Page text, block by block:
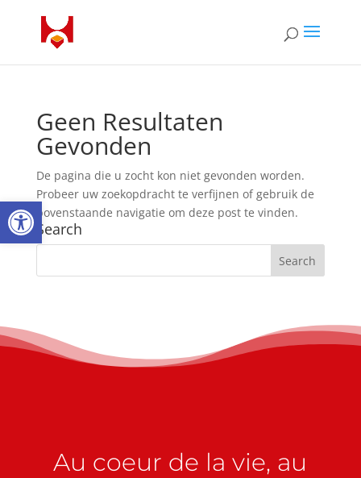
Open toolbar
Geen Resultaten
Gevonden
De pagina die u zocht kon niet gevonden worden.
Probeer uw zoekopdracht te verfijnen of gebruik de
bovenstaande navigatie om deze post te vinden.
Search
Au coeur de la vie, au